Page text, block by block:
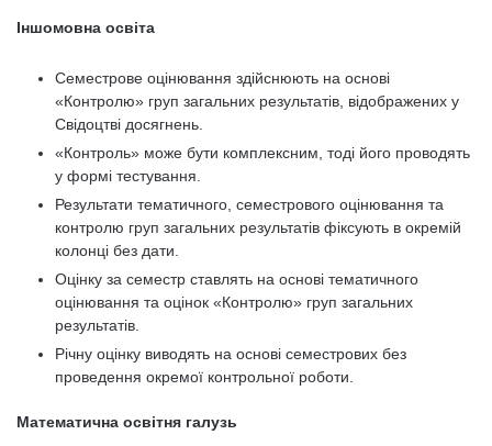
Іншомовна освіта
Семестрове оцінювання здійснюють на основі
«Контролю» груп загальних результатів, відображених у
Свідоцтві досягнень.
«Контроль» може бути комплексним, тоді його проводять
у формі тестування.
Результати тематичного, семестрового оцінювання та
контролю груп загальних результатів фіксують в окремій
колонці без дати.
Оцінку за семестр ставлять на основі тематичного
оцінювання та оцінок «Контролю» груп загальних
результатів.
Річну оцінку виводять на основі семестрових без
проведення окремої контрольної роботи.
Математична освітня галузь